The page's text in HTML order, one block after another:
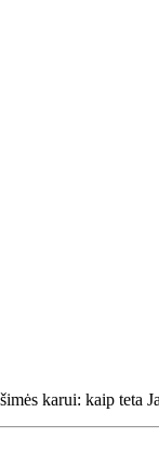
karui: kaip teta